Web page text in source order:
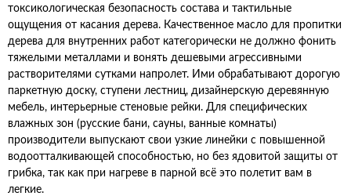
токсикологическая безопасность состава и тактильные
ощущения от касания дерева. Качественное масло для пропитки
дерева для внутренних работ категорически не должно фонить
тяжелыми металлами и вонять дешевыми агрессивными
растворителями сутками напролет. Ими обрабатывают дорогую
паркетную доску, ступени лестниц, дизайнерскую деревянную
мебель, интерьерные стеновые рейки. Для специфических
влажных зон (русские бани, сауны, ванные комнаты)
производители выпускают свои узкие линейки с повышенной
водоотталкивающей способностью, но без ядовитой защиты от
грибка, так как при нагреве в парной всё это полетит вам в
легкие.